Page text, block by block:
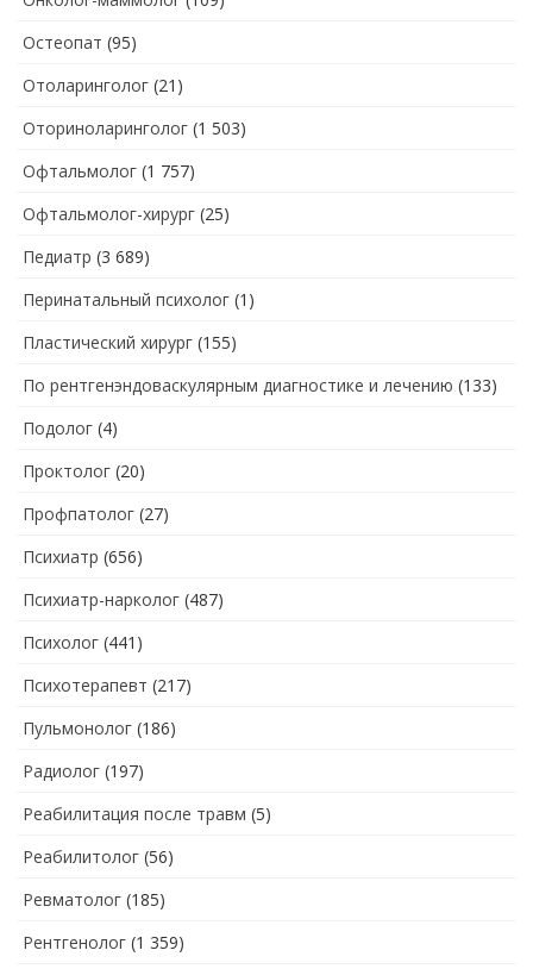
Остеопат (95)
Отоларинголог (21)
Оториноларинголог (1 503)
Офтальмолог (1 757)
Офтальмолог-хирург (25)
Педиатр (3 689)
Перинатальный психолог (1)
Пластический хирург (155)
По рентгенэндоваскулярным диагностике и лечению (133)
Подолог (4)
Проктолог (20)
Профпатолог (27)
Психиатр (656)
Психиатр-нарколог (487)
Психолог (441)
Психотерапевт (217)
Пульмонолог (186)
Радиолог (197)
Реабилитация после травм (5)
Реабилитолог (56)
Ревматолог (185)
Рентгенолог (1 359)